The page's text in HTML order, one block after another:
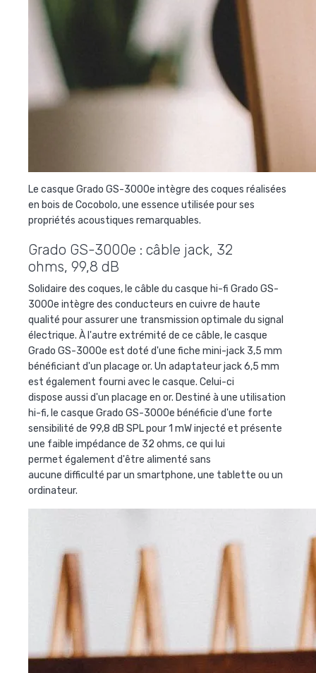
Le casque Grado GS-3000e intègre des coques réalisées
en bois de Cocobolo, une essence utilisée pour ses
propriétés acoustiques remarquables.
Grado GS-3000e : câble jack, 32
ohms, 99,8 dB
Solidaire des coques, le câble du casque hi-fi Grado GS-
3000e intègre des conducteurs en cuivre de haute
qualité pour assurer une transmission optimale du signal
électrique. À l'autre extrémité de ce câble, le casque
Grado GS-3000e est doté d'une fiche mini-jack 3,5 mm
bénéficiant d'un placage or. Un adaptateur jack 6,5 mm
est également fourni avec le casque. Celui-ci
dispose aussi d'un placage en or. Destiné à une utilisation
hi-fi, le casque Grado GS-3000e bénéficie d'une forte
sensibilité de 99,8 dB SPL pour 1 mW injecté et présente
une faible impédance de 32 ohms, ce qui lui
permet également d'être alimenté sans
aucune difficulté par un smartphone, une tablette ou un
ordinateur.